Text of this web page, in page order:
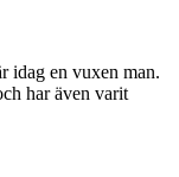
idag en vuxen man.
har även varit